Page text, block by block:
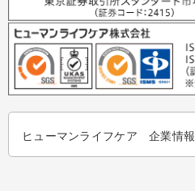
ヒューマンライフケア 企業情報